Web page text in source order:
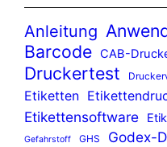
Anleitung
Barcode CAB-
Druckertest
Etiketten
Etikettensoftware
Gefahrstoff GHS Godex-